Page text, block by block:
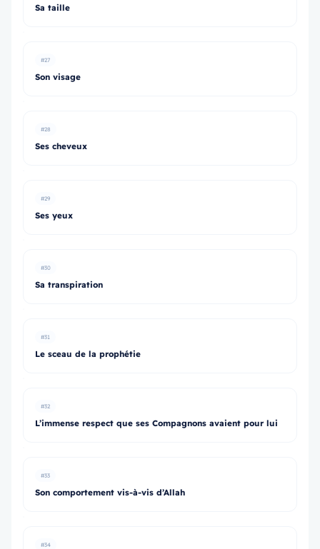
Sa taille
#27
Son visage
#28
Ses cheveux
#29
Ses yeux
#30
Sa transpiration
#31
Le sceau de la prophétie
#32
L’immense respect que ses Compagnons avaient pour lui
#33
Son comportement vis-à-vis d’Allah
#34